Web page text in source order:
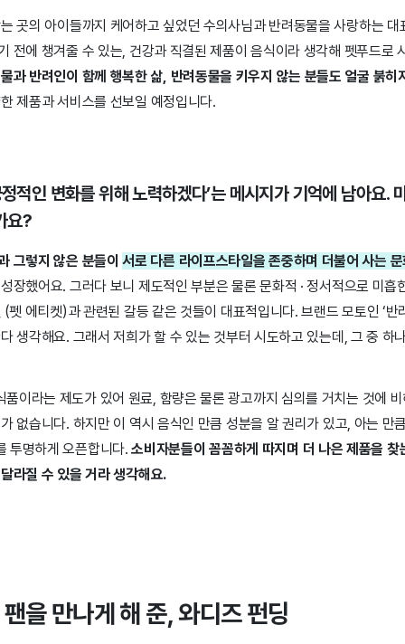
곳의 아이들까지 케어하고 싶었던 수의사님과 반려동물을 사랑하는
전에 챙겨줄 수 있는, 건강과 직결된 제품이 음식이라 생각해 펫푸드로
과 반려인이 함께 행복한 삶, 반려동물을 키우지 않는 분들도 얼굴 붉히
제품과 서비스를 선보일 예정입니다.
적인 변화를 위해 노력하겠다’는 메시지가 기억에 남아요.
요?
그렇지 않은 분들이서로 다른 라이프스타일을 존중하며 더불어 사는
장했어요. 그러다 보니 제도적인 부분은 물론 문화적 · 정서적으로 미흡
펫 에티켓)과 관련된 갈등 같은 것들이 대표적입니다. 브랜드 모토인 ‘반
생각해요. 그래서 저희가 할 수 있는 것부터 시도하고 있는데, 그 중 하
품이라는 제도가 있어 원료, 함량은 물론 광고까지 심의를 거치는 것에
없습니다. 하지만 이 역시 음식인 만큼 성분을 알 권리가 있고, 아는 만
투명하게 오픈합니다.소비자분들이 꼼꼼하게 따지며 더 나은 제품을
라질 수 있을 거라 생각해요.
을 만나게 해 준, 와디즈 펀딩